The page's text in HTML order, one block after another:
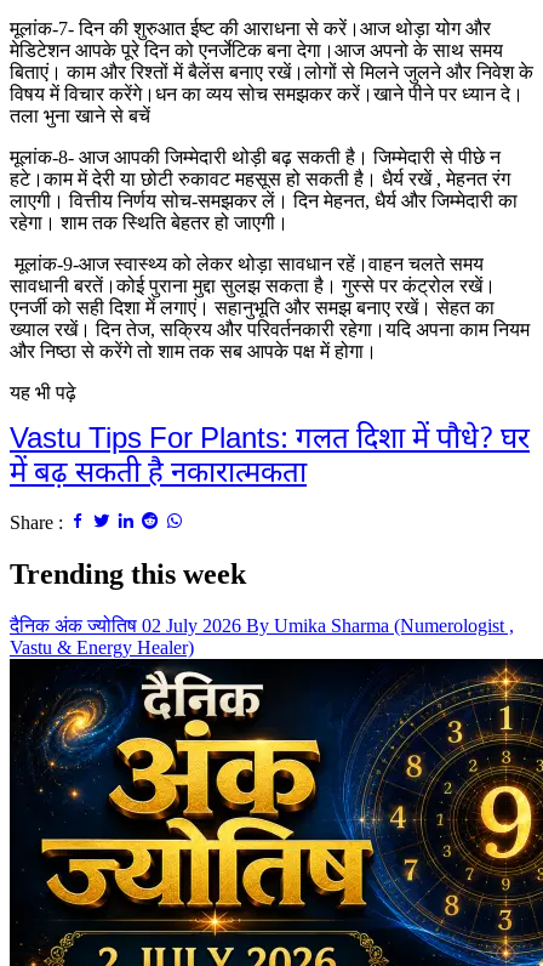
मूलांक-7- दिन की शुरुआत ईष्ट की आराधना से करें।आज थोड़ा योग और
मेडिटेशन आपके पूरे दिन को एनर्जेटिक बना देगा।आज अपनो के साथ समय
बिताएं। काम और रिश्तों में बैलेंस बनाए रखें।लोगों से मिलने जुलने और निवेश के
विषय में विचार करेंगे।धन का व्यय सोच समझकर करें।खाने पीने पर ध्यान दे।
तला भुना खाने से बचें
मूलांक-8- आज आपकी जिम्मेदारी थोड़ी बढ़ सकती है। जिम्मेदारी से पीछे न
हटे।काम में देरी या छोटी रुकावट महसूस हो सकती है। धैर्य रखें , मेहनत रंग
लाएगी। वित्तीय निर्णय सोच-समझकर लें। दिन मेहनत, धैर्य और जिम्मेदारी का
रहेगा। शाम तक स्थिति बेहतर हो जाएगी।
मूलांक-9-आज स्वास्थ्य को लेकर थोड़ा सावधान रहें।वाहन चलते समय
सावधानी बरतें।कोई पुराना मुद्दा सुलझ सकता है। गुस्से पर कंट्रोल रखें।
एनर्जी को सही दिशा में लगाएं। सहानुभूति और समझ बनाए रखें। सेहत का
ख्याल रखें। दिन तेज, सक्रिय और परिवर्तनकारी रहेगा।यदि अपना काम नियम
और निष्ठा से करेंगे तो शाम तक सब आपके पक्ष में होगा।
यह भी पढ़े
Vastu Tips For Plants: गलत दिशा में पौधे? घर
में बढ़ सकती है नकारात्मकता
Share :
Trending this week
दैनिक अंक ज्योतिष 02 July 2026 By Umika Sharma (Numerologist ,
Vastu & Energy Healer)